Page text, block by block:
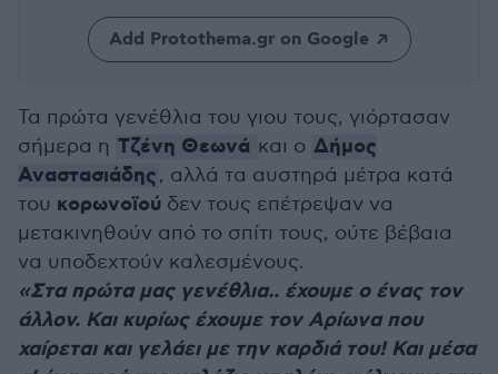
Add Protothema.gr on Google
Τα πρώτα γενέθλια του γιου τους, γιόρτασαν
σήμερα η Τζένη Θεωνά και ο Δήμος
Αναστασιάδης, αλλά τα αυστηρά μέτρα κατά
του κορωνοϊού δεν τους επέτρεψαν να
μετακινηθούν από το σπίτι τους, ούτε βέβαια
να υποδεχτούν καλεσμένους.
«Στα πρώτα μας γενέθλια.. έχουμε ο ένας τον
άλλον. Και κυρίως έχουμε τον Αρίωνα που
χαίρεται και γελάει με την καρδιά του! Και μέσα